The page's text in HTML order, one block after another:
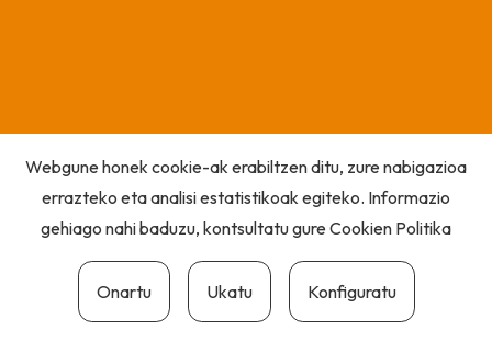
Webgune honek cookie-ak erabiltzen ditu, zure nabigazioa
errazteko eta analisi estatistikoak egiteko. Informazio
gehiago nahi baduzu, kontsultatu gureCookien Politika
Onartu Ukatu Konfiguratu